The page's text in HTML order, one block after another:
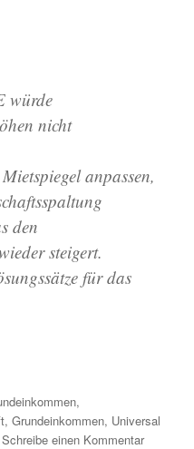
würde
nicht
anpassen,
den
steigert.
für das
– ist Grundeinkommen
,
,Grundeinkommen, Universal
Schreibe einen Kommentarzu